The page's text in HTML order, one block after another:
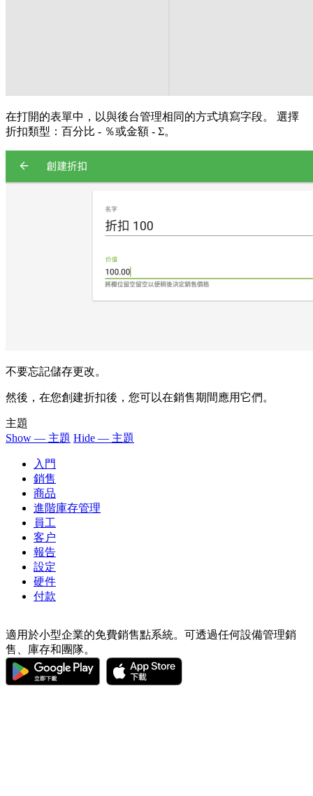
在打開的表單中，以與後台管理相同的方式填寫字段。 選擇
折扣類型：百分比 - ％或金額 - Σ。
不要忘記儲存更改。
然後，在您創建折扣後，您可以在銷售期間應用它們。
主題
Show — 主題 Hide — 主題
入門
銷售
商品
進階庫存管理
員工
客户
報告
設定
硬件
付款
適用於小型企業的免費銷售點系統。可透過任何設備管理銷
售、庫存和團隊。